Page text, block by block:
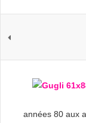
années 80 aux